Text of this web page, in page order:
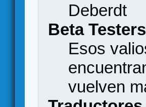
Deberdt
Beta Testers
Esos
vuelven